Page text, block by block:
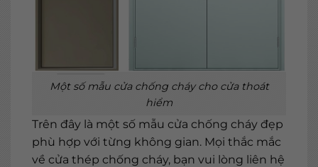
Một số mẫu cửa chống cháy cho cửa thoát
hiểm
Trên đây là một số mẫu cửa chống cháy đẹp
phù hợp với từng không gian. Mọi thắc mắc
về cửa thép chống cháy, bạn vui lòng liên hệ